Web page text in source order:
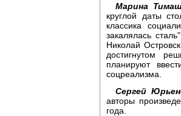
Марина
круглой даты
классика
закалялась
Николай
достигнутом
планируют
соцреализма.
Сергей
авторы
года.